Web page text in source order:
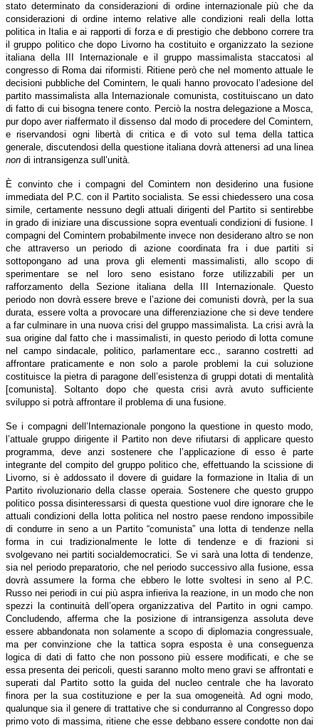
stato determinato da considerazioni di ordine internazionale più che da
considerazioni di ordine interno relative alle condizioni reali della lotta
politica in Italia e ai rapporti di forza e di prestigio che debbono correre tra
il gruppo politico che dopo Livorno ha costituito e organizzato la sezione
italiana della III Internazionale e il gruppo massimalista staccatosi al
congresso di Roma dai riformisti. Ritiene però che nel momento attuale le
decisioni pubbliche del Comintern, le quali hanno provocato l’adesione del
partito massimalista alla Internazionale comunista, costituiscano un dato
di fatto di cui bisogna tenere conto. Perciò la nostra delegazione a Mosca,
pur dopo aver riaffermato il dissenso dal modo di procedere del Comintern,
e riservandosi ogni libertà di critica e di voto sul tema della tattica
generale, discutendosi della questione italiana dovrà attenersi ad una linea
non di intransigenza sull’unità.
È convinto che i compagni del Comintern non desiderino una fusione
immediata del P.C. con il Partito socialista. Se essi chiedessero una cosa
simile, certamente nessuno degli attuali dirigenti del Partito si sentirebbe
in grado di iniziare una discussione sopra eventuali condizioni di fusione. I
compagni del Comintern probabilmente invece non desiderano altro se non
che attraverso un periodo di azione coordinata fra i due partiti si
sottopongano ad una prova gli elementi massimalisti, allo scopo di
sperimentare se nel loro seno esistano forze utilizzabili per un
rafforzamento della Sezione italiana della III Internazionale. Questo
periodo non dovrà essere breve e l’azione dei comunisti dovrà, per la sua
durata, essere volta a provocare una differenziazione che si deve tendere
a far culminare in una nuova crisi del gruppo massimalista. La crisi avrà la
sua origine dal fatto che i massimalisti, in questo periodo di lotta comune
nel campo sindacale, politico, parlamentare ecc., saranno costretti ad
affrontare praticamente e non solo a parole problemi la cui soluzione
costituisce la pietra di paragone dell’esistenza di gruppi dotati di mentalità
[comunista]. Soltanto dopo che questa crisi avrà avuto sufficiente
sviluppo si potrà affrontare il problema di una fusione.
Se i compagni dell’Internazionale pongono la questione in questo modo,
l’attuale gruppo dirigente il Partito non deve rifiutarsi di applicare questo
programma, deve anzi sostenere che l’applicazione di esso è parte
integrante del compito del gruppo politico che, effettuando la scissione di
Livorno, si è addossato il dovere di guidare la formazione in Italia di un
Partito rivoluzionario della classe operaia. Sostenere che questo gruppo
politico possa disinteressarsi di questa questione vuol dire ignorare che le
attuali condizioni della lotta politica nel nostro paese rendono impossibile
di condurre in seno a un Partito “comunista” una lotta di tendenze nella
forma in cui tradizionalmente le lotte di tendenze e di frazioni si
svolgevano nei partiti socialdemocratici. Se vi sarà una lotta di tendenze,
sia nel periodo preparatorio, che nel periodo successivo alla fusione, essa
dovrà assumere la forma che ebbero le lotte svoltesi in seno al P.C.
Russo nei periodi in cui più aspra infieriva la reazione, in un modo che non
spezzi la continuità dell’opera organizzativa del Partito in ogni campo.
Concludendo, afferma che la posizione di intransigenza assoluta deve
essere abbandonata non solamente a scopo di diplomazia congressuale,
ma per convinzione che la tattica sopra esposta è una conseguenza
logica di dati di fatto che non possono più essere modificati, e che se
essa presenta dei pericoli, questi saranno molto meno gravi se affrontati e
superati dal Partito sotto la guida del nucleo centrale che ha lavorato
finora per la sua costituzione e per la sua omogeneità. Ad ogni modo,
qualunque sia il genere di trattative che si condurranno al Congresso dopo
primo voto di massima, ritiene che esse debbano essere condotte non dai